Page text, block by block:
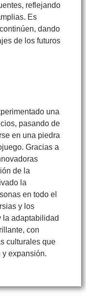
reflejando
Es
dando
de los futuros
una
pasando de
en una piedra
Gracias a
de la
la
en todo el
y los
la adaptabilidad
con
culturales que
expansión.